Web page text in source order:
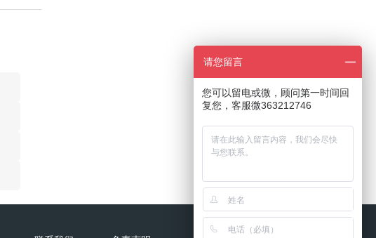
请您留言
您可以留电或微，顾问第一时间回
复您，客服微363212746